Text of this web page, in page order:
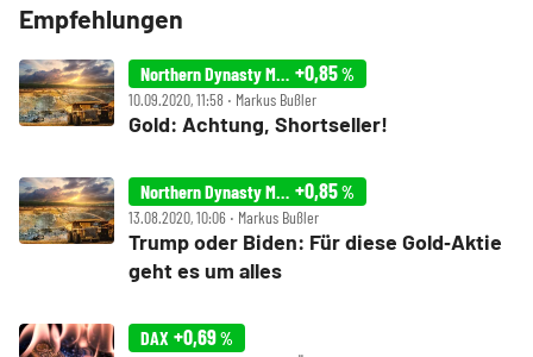
Empfehlungen
Northern Dynasty Minerals +0,85%
10.09.2020, 11:58 ‧ Markus Bußler
Gold: Achtung, Shortseller!
Northern Dynasty Minerals +0,85%
13.08.2020, 10:06 ‧ Markus Bußler
Trump oder Biden: Für diese Gold‑Aktie
geht es um alles
DAX +0,69%